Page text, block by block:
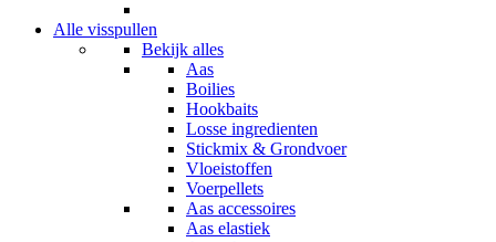
Alle visspullen
Bekijk alles
Aas
Boilies
Hookbaits
Losse ingredienten
Stickmix & Grondvoer
Vloeistoffen
Voerpellets
Aas accessoires
Aas elastiek